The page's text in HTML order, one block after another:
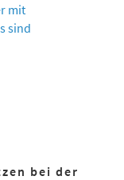
mit
sind
bei der